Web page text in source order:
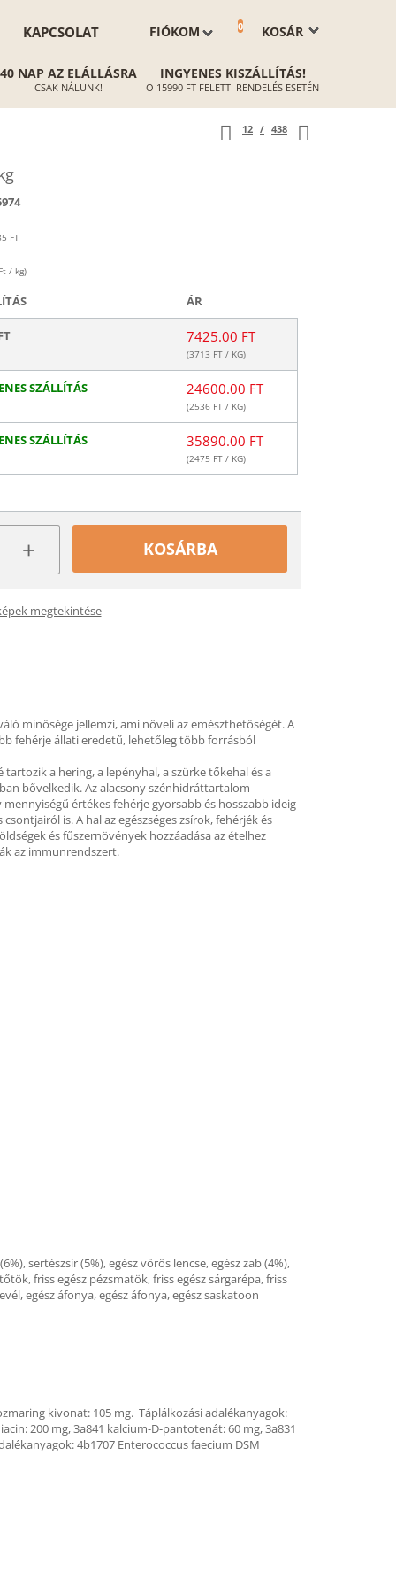
KOSÁR
0
FIÓKOM
KAPCSOLAT
40 NAP AZ ELÁLLÁSRA
CSAK NÁLUNK!
INGYENES KISZÁLLÍTÁS!
O 15990 FT FELETTI RENDELÉS ESETÉN
12 / 438
FT
/ kg)
ÁR
7425.00 FT
(3713 FT / KG)
SZÁLLÍTÁS 24600.00 FT
(2536FT / KG)
SZÁLLÍTÁS 35890.00 FT
(2475 FT / KG)
+ KOSÁRBA
megtekintése
minősége jellemzi, ami növeli az emészthetőségét. A
fehérje állati eredetű, lehetőleg több forrásból
a hering, a lepényhal, a szürke tőkehal és a
bővelkedik. Az alacsony szénhidráttartalom
értékes fehérje gyorsabb és hosszabb ideig
is. A hal az egészséges zsírok, fehérjék és
és fűszernövények hozzáadása az ételhez
az immunrendszert.
sertészsír (5%), egész vörös lencse, egész zab (4%),
friss egész pézsmatök, friss egész sárgarépa, friss
egész áfonya, egész áfonya, egész saskatoon
kivonat: 105 mg. Táplálkozási adalékanyagok:
200 mg, 3a841 kalcium-D-pantotenát: 60 mg, 3a831
4b1707 Enterococcus faecium DSM